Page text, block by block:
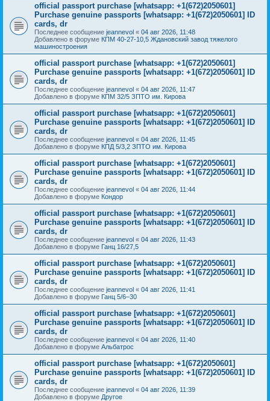
official passport purchase [whatsapp: +1(672)2050601]
Purchase genuine passports [whatsapp: +1(672)2050601] ID
cards, dr
Последнее сообщение jeannevol « 04 авг 2026, 11:48
Добавлено в форуме КПМ 40-27-10,5 Ждановский завод тяжелого
машиностроения
official passport purchase [whatsapp: +1(672)2050601]
Purchase genuine passports [whatsapp: +1(672)2050601] ID
cards, dr
Последнее сообщение jeannevol « 04 авг 2026, 11:47
Добавлено в форуме КПМ 32/5 ЗПТО им. Кирова
official passport purchase [whatsapp: +1(672)2050601]
Purchase genuine passports [whatsapp: +1(672)2050601] ID
cards, dr
Последнее сообщение jeannevol « 04 авг 2026, 11:45
Добавлено в форуме КПД 5/3,2 ЗПТО им. Кирова
official passport purchase [whatsapp: +1(672)2050601]
Purchase genuine passports [whatsapp: +1(672)2050601] ID
cards, dr
Последнее сообщение jeannevol « 04 авг 2026, 11:44
Добавлено в форуме Кондор
official passport purchase [whatsapp: +1(672)2050601]
Purchase genuine passports [whatsapp: +1(672)2050601] ID
cards, dr
Последнее сообщение jeannevol « 04 авг 2026, 11:43
Добавлено в форуме Ганц 16/27,5
official passport purchase [whatsapp: +1(672)2050601]
Purchase genuine passports [whatsapp: +1(672)2050601] ID
cards, dr
Последнее сообщение jeannevol « 04 авг 2026, 11:41
Добавлено в форуме Ганц 5/6–30
official passport purchase [whatsapp: +1(672)2050601]
Purchase genuine passports [whatsapp: +1(672)2050601] ID
cards, dr
Последнее сообщение jeannevol « 04 авг 2026, 11:40
Добавлено в форуме Альбатрос
official passport purchase [whatsapp: +1(672)2050601]
Purchase genuine passports [whatsapp: +1(672)2050601] ID
cards, dr
Последнее сообщение jeannevol « 04 авг 2026, 11:39
Добавлено в форуме Другое